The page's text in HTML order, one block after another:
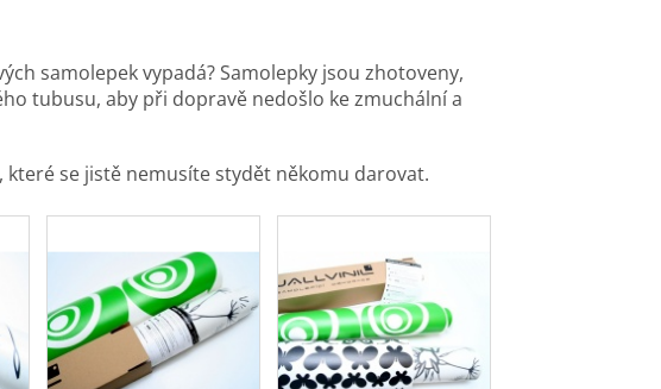
samolepek vypadá? Samolepky jsou zhotoveny,
tubusu, aby při dopravě nedošlo ke zmuchální a
se jistě nemusíte stydět někomu darovat.